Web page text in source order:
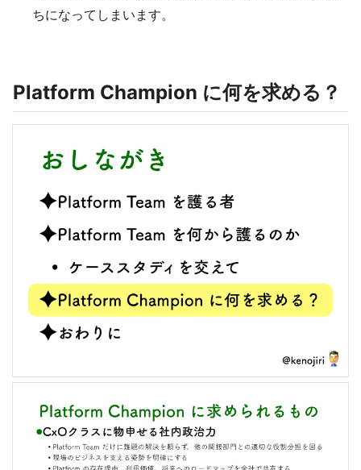
ちになってしまいます。
Platform Champion に何を求める？